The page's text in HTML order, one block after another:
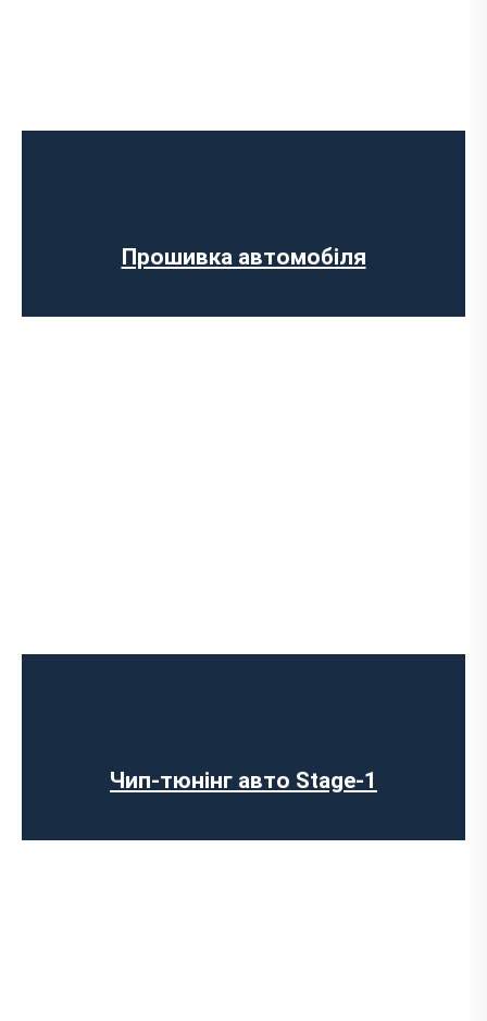
Прошивка автомобіля
Програмне відключення датчика NOX
Комп’ютерна діагностика авто
Чип-тюнінг авто Stage-1